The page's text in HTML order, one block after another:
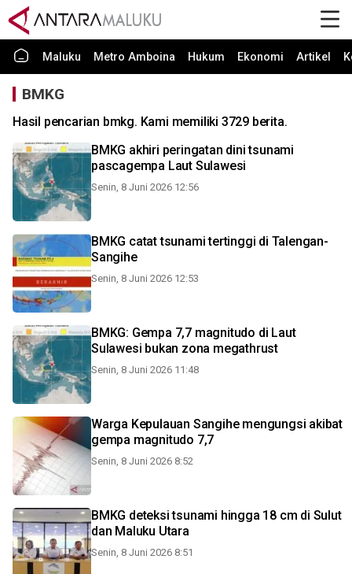
Maluku Metro Amboina Hukum Ekonomi Artikel
BMKG
Hasil pencarian bmkg. Kami memiliki 3729 berita.
BMKG akhiri peringatan dini tsunami
pascagempa Laut Sulawesi
Senin, 8 Juni 2026 12:56
BMKG catat tsunami tertinggi di Talengan-
Sangihe
Senin, 8 Juni 2026 12:53
BMKG: Gempa 7,7 magnitudo di Laut
Sulawesi bukan zona megathrust
Senin, 8 Juni 2026 11:48
Warga Kepulauan Sangihe mengungsi akibat
gempa magnitudo 7,7
Senin, 8 Juni 2026 8:52
BMKG deteksi tsunami hingga 18 cm di Sulut
dan Maluku Utara
Senin, 8 Juni 2026 8:51